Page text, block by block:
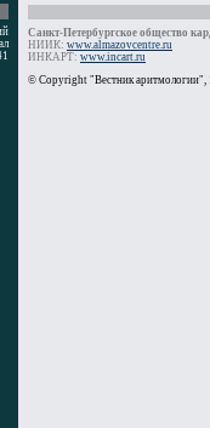
Санкт-Петербургское общество
НИИК: www.almazovcentre.ru
ИНКАРТ: www.incart.ru
© Copyright "Вестник аритмологии",